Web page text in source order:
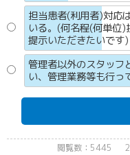
担当患者(利用者)対応
いる。(何名程(何単位
提示いただきたいです)
管理者以外のスタッフ
い、管理業務等も行っ
閲覧数：5445